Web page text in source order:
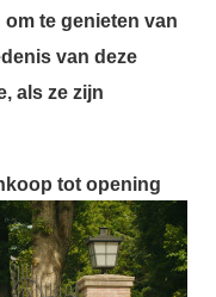
om te genieten van
van deze
als ze zijn
tot opening